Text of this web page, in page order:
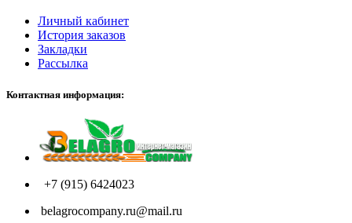
Личный кабинет
История заказов
Закладки
Рассылка
Контактная информация:
+7 (915) 6424023
belagrocompany.ru@mail.ru